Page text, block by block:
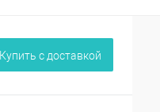
Купить c доставкой